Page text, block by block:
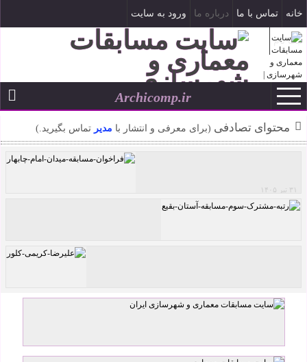
خانه تماس با ما درباره ما ورود به سایت
ثبت نام
۱۵ مرداد ۱۴۰۵Archicomp.ir
محتوای تصادفی (برای معرفی و انتشار با مدیر تماس بگیرید.)
فراخوان مسابقه میدان امام چابهار
۳۱ تیر ۱۴۰۵
رتبه مشترک سوم مسابقه آستان بقیع
علیرضا کریمی کلور